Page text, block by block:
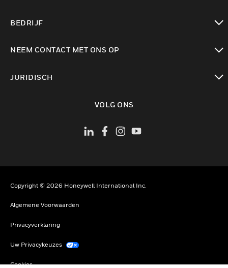
BEDRIJF
NEEM CONTACT MET ONS OP
JURIDISCH
VOLG ONS
Copyright © 2026 Honeywell International Inc.
Algemene Voorwaarden
Privacyverklaring
Uw Privacykeuzes
Cookies